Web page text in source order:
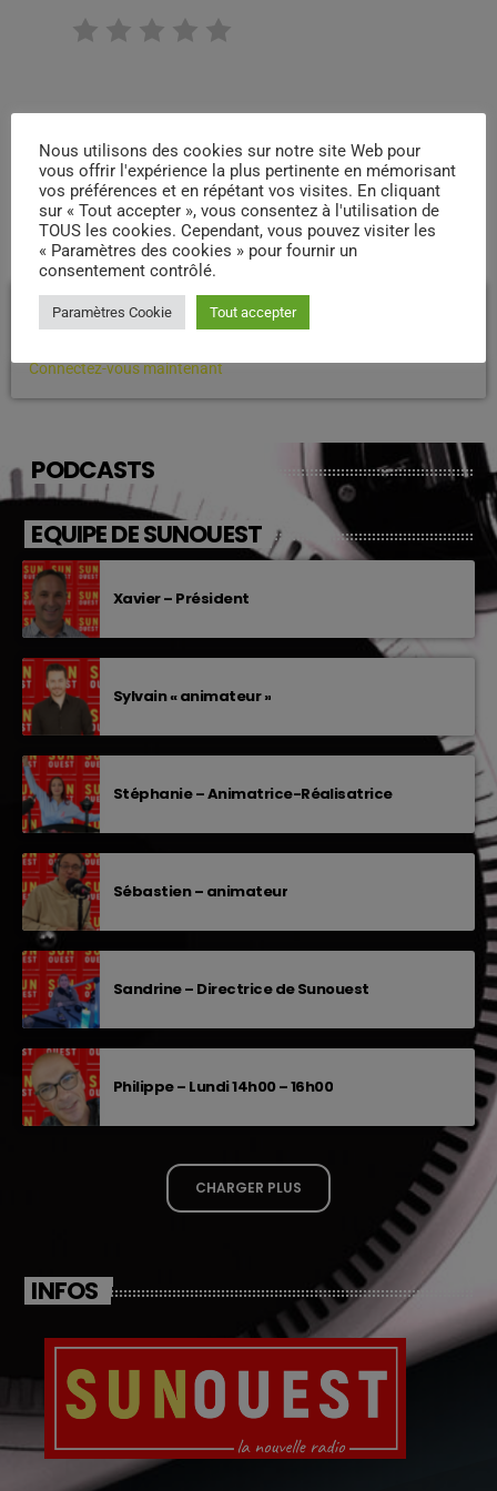
COMMENTAIRES D’ARTICLES (0)
Laisser une réponse
Connectez-vous maintenant
PODCASTS
EQUIPE DE SUNOUEST
Xavier – Président
Sylvain « animateur »
Stéphanie – Animatrice-Réalisatrice
Sébastien – animateur
Sandrine – Directrice de Sunouest
Philippe – Lundi 14h00 – 16h00
CHARGER PLUS
INFOS
Nous utilisons des cookies sur notre site Web pour
vous offrir l'expérience la plus pertinente en mémorisant
vos préférences et en répétant vos visites. En cliquant
sur « Tout accepter », vous consentez à l'utilisation de
TOUS les cookies. Cependant, vous pouvez visiter les
« Paramètres des cookies » pour fournir un
consentement contrôlé.
Paramètres Cookie Tout accepter